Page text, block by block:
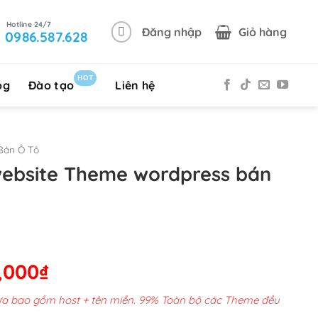
0986.587.628 Đăng nhập Giỏ hàng
Đào tạo
HOT
Liên hệ
Ô Tô
Theme wordpress bán
₫Giá
hiện
tại
bao gồm host + tên miền. 99% Toàn bộ các Theme đều